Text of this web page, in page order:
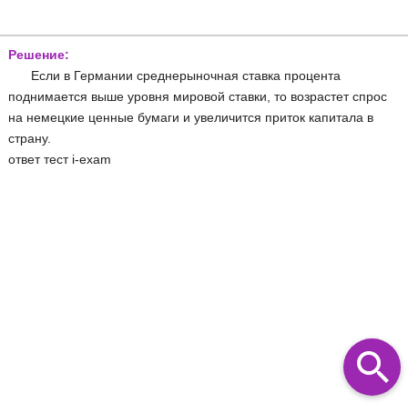
Решение:
Если в Германии среднерыночная ставка процента
поднимается выше уровня мировой ставки, то возрастет спрос
на немецкие ценные бумаги и увеличится приток капитала в
страну.
ответ тест i-exam